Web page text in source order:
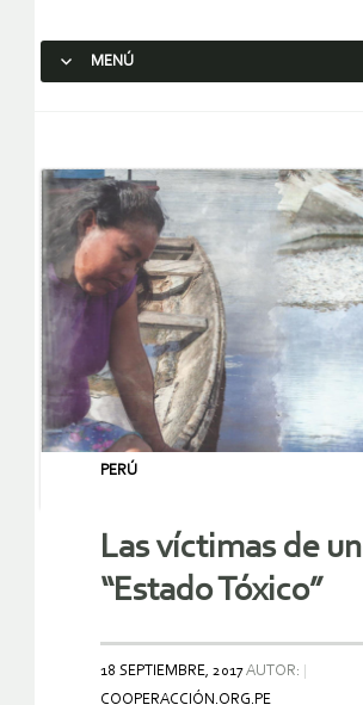
MENÚ
PERÚ
Las víctimas de un
“Estado Tóxico”
18 SEPTIEMBRE, 2017AUTOR:
COOPERACCIÓN.ORG.PE